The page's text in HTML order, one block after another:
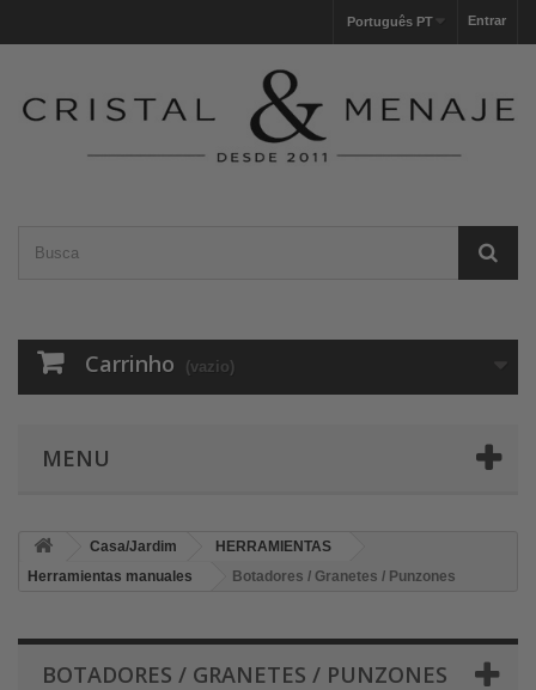
Entrar
Português PT
Carrinho (vazio)
MENU
Casa/Jardim
HERRAMIENTAS
Herramientas manuales
Botadores / Granetes / Punzones
BOTADORES / GRANETES / PUNZONES